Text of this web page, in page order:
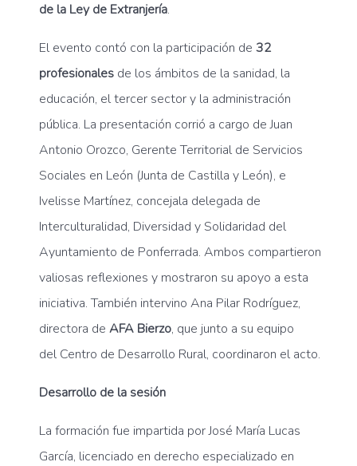
de la Ley de Extranjería.
El evento contó con la participación de 32
profesionales de los ámbitos de la sanidad, la
educación, el tercer sector y la administración
pública. La presentación corrió a cargo de Juan
Antonio Orozco, Gerente Territorial de Servicios
Sociales en León (Junta de Castilla y León), e
Ivelisse Martínez, concejala delegada de
Interculturalidad, Diversidad y Solidaridad del
Ayuntamiento de Ponferrada. Ambos compartieron
valiosas reflexiones y mostraron su apoyo a esta
iniciativa. También intervino Ana Pilar Rodríguez,
directora de AFA Bierzo, que junto a su equipo
del Centro de Desarrollo Rural, coordinaron el acto.
Desarrollo de la sesión
La formación fue impartida por José María Lucas
García, licenciado en derecho especializado en